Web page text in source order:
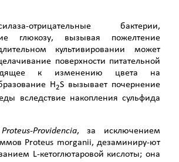
отрицательные бактерии,
глюкозу, вызывая пожелтение
культивировании может
поверхности питательной
к изменению цвета на
H2S вызывает почернение
вследствие накопления сульфида
Proteus-Providencia, за исключением
Proteus morganii, дезаминиру-ют
L-кетоглютаровой кислоты; она